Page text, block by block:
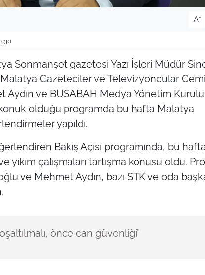
A-
Sonmanşet gazetesi Yazı İşleri Müdür
Malatya Gazeteciler ve Televizyoncular
Aydın ve BUSABAH Medya Yönetim
olduğu programda bu hafta Malatya
yapıldı.
Bakış Açısı programında, bu
yıkım çalışmaları tartışma konusu oldu.
ve Mehmet Aydın, bazı STK ve oda
önce can güvenliği”